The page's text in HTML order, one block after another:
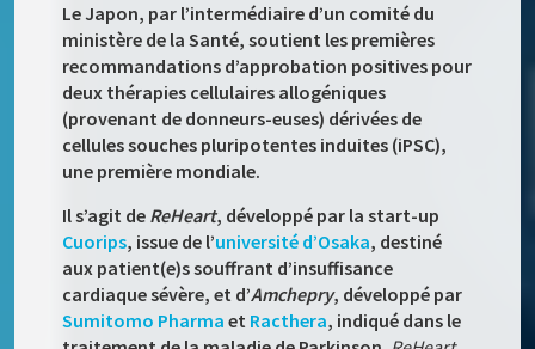
Le Japon, par l’intermédiaire d’un comité du
ministère de la Santé, soutient les premières
recommandations d’approbation positives pour
deux thérapies cellulaires allogéniques
(provenant de donneurs-euses) dérivées de
cellules souches pluripotentes induites (iPSC),
une première mondiale.
Il s’agit de ReHeart, développé par la start-up
Cuorips, issue de l’université d’Osaka, destiné
aux patient(e)s souffrant d’insuffisance
cardiaque sévère, et d’Amchepry, développé par
Sumitomo Pharma et Racthera, indiqué dans le